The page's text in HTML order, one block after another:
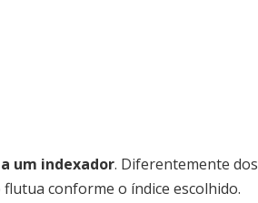
um indexador. Diferentemente dos
conforme o índice escolhido.